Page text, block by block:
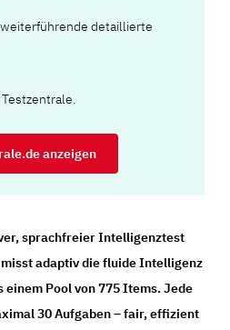
detaillierte
anzeigen
sprachfreier Intelligenztest
adaptiv die fluide Intelligenz
Pool von 775 Items. Jede
30 Aufgaben – fair, effizient